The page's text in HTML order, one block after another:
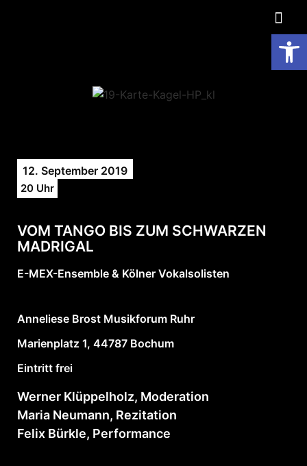
12. September 2019
20 Uhr
VOM TANGO BIS ZUM SCHWARZEN
MADRIGAL
E-MEX-Ensemble & Kölner Vokalsolisten
Anneliese Brost Musikforum Ruhr
Marienplatz 1, 44787 Bochum
Eintritt frei
Werner Klüppelholz, Moderation
Maria Neumann, Rezitation
Felix Bürkle, Performance